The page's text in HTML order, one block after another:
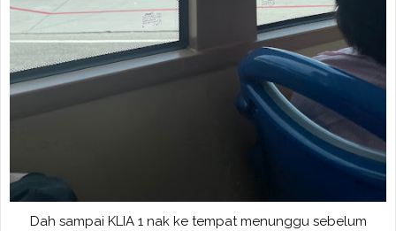
Dah sampai KLIA 1 nak ke tempat menunggu sebelum